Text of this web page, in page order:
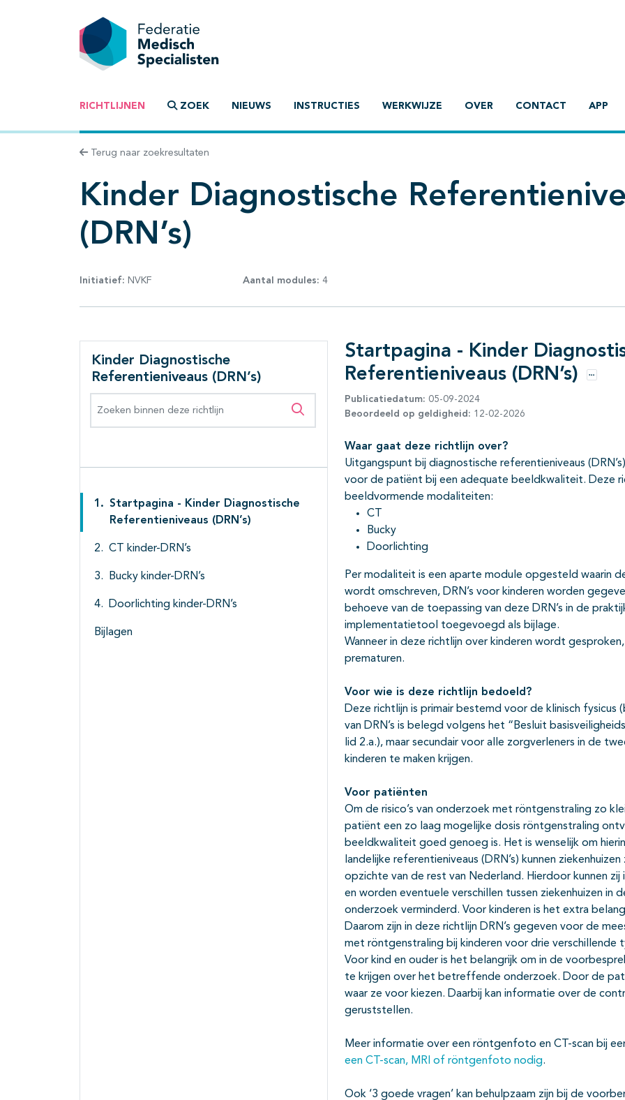
RICHTLIJNEN ZOEK NIEUWS INSTRUCTIES WERKWIJZE OVER CONTACT APP
Terug naar zoekresultaten
Kinder Diagnostische
(DRN’s)
Initiatief: NVKF Aantal modules: 4
Kinder Diagnostische
Referentieniveaus (DRN’s)
Zoeken binnen deze richtlijn
Startpagina - Kinder Diagnostische
Referentieniveaus (DRN’s)
CT kinder-DRN’s
Bucky kinder-DRN’s
Doorlichting kinder-DRN’s
Bijlagen
Startpagina - Kinder
Referentieniveaus (DRN’s)
Opties
Publicatiedatum: 05-09-2024
Beoordeeld op geldigheid: 12-02-2026
Waar gaat deze richtlijn over?
Uitgangspunt bij diagnostische referentieniveaus
voor de patiënt bij een adequate beeldkwaliteit. Deze
beeldvormende modaliteiten:
CT
Bucky
Doorlichting
Per modaliteit is een aparte module opgesteld waarin
wordt omschreven, DRN’s voor kinderen worden
behoeve van de toepassing van deze DRN’s in de
implementatietool toegevoegd als bijlage.
Wanneer in deze richtlijn over kinderen wordt
prematuren.
Voor wie is deze richtlijn bedoeld?
Deze richtlijn is primair bestemd voor de klinisch
van DRN’s is belegd volgens het “Besluit
lid 2.a.), maar secundair voor alle zorgverleners in de
kinderen te maken krijgen.
Voor patiënten
Om de risico’s van onderzoek met röntgenstraling zo
patiënt een zo laag mogelijke dosis röntgenstraling
beeldkwaliteit goed genoeg is. Het is wenselijk om
landelijke referentieniveaus (DRN’s) kunnen
opzichte van de rest van Nederland. Hierdoor kunnen
en worden eventuele verschillen tussen ziekenhuizen in
onderzoek verminderd. Voor kinderen is het extra
Daarom zijn in deze richtlijn DRN’s gegeven voor de
met röntgenstraling bij kinderen voor drie verschillende
Voor kind en ouder is het belangrijk om in de
te krijgen over het betreffende onderzoek. Door de
waar ze voor kiezen. Daarbij kan informatie over de
geruststellen.
Meer informatie over een röntgenfoto en CT-scan bij
een CT-scan, MRI of röntgenfoto nodig.
Ook ‘3 goede vragen’ kan behulpzaam zijn bij de